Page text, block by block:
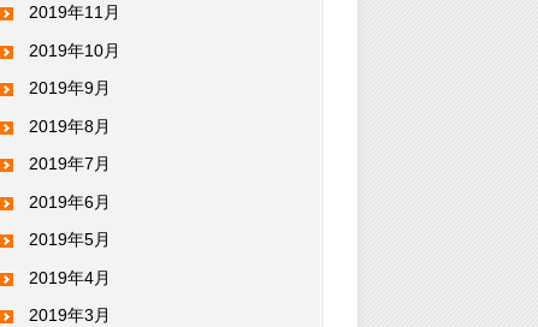
2019年11月
2019年10月
2019年9月
2019年8月
2019年7月
2019年6月
2019年5月
2019年4月
2019年3月